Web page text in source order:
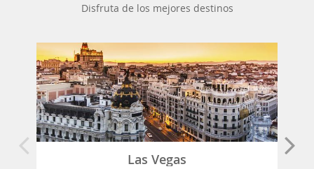
Disfruta de los mejores destinos
Las Vegas